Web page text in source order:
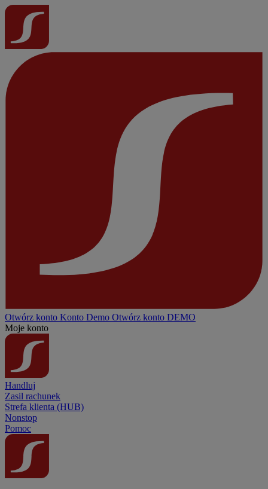
Otwórz konto Konto Demo Otwórz konto DEMO
Moje konto
Handluj
Zasil rachunek
Strefa klienta (HUB)
Nonstop
Pomoc